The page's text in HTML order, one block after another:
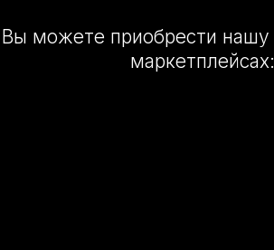
Вы можете приобрести нашу
маркетплейсах: